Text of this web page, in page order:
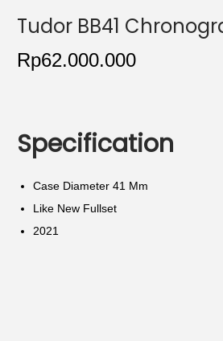
Tudor BB41
Rp62.000.000
Specification
Case Diameter 41 Mm
Like New Fullset
2021